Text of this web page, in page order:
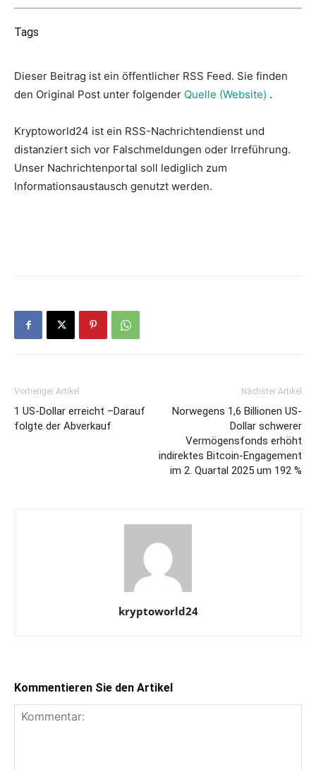
Tags
Dieser Beitrag ist ein öffentlicher RSS Feed. Sie finden
den Original Post unter folgender Quelle (Website) .
Kryptoworld24 ist ein RSS-Nachrichtendienst und
distanziert sich vor Falschmeldungen oder Irreführung.
Unser Nachrichtenportal soll lediglich zum
Informationsaustausch genutzt werden.
Vorheriger Artikel
1 US-Dollar erreicht –Darauf
folgte der Abverkauf
Nächster Artikel
Norwegens 1,6 Billionen US-
Dollar schwerer
Vermögensfonds erhöht
indirektes Bitcoin-Engagement
im 2. Quartal 2025 um 192 %
kryptoworld24
Kommentieren Sie den Artikel